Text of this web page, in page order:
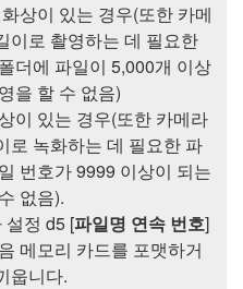
상이 있는 경우(또한 카메
이로 촬영하는 데 필요한
더에 파일이 5,000개 이상
을 할 수 없음)
이 있는 경우(또한 카메라
로 녹화하는 데 필요한 파
번호가 9999 이상이 되는
없음).
설정 d5 [파일명 연속 번호]
메모리 카드를 포맷하거
웁니다.